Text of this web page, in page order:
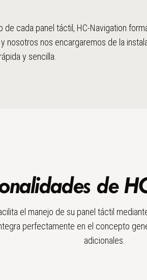
de cada panel táctil, HC-Navigation
nosotros nos encargaremos de la
y sencilla.
de
el manejo de su panel táctil
perfectamente en el concepto
adicionales.